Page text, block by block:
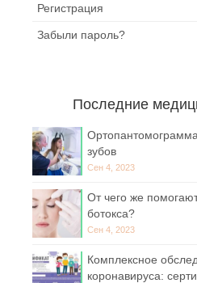
Регистрация
Забыли пароль?
Последние
зубов
Сен 4, 2023
От чего же
ботокса?
Сен 4, 2023
Комплексное
коронавируса: